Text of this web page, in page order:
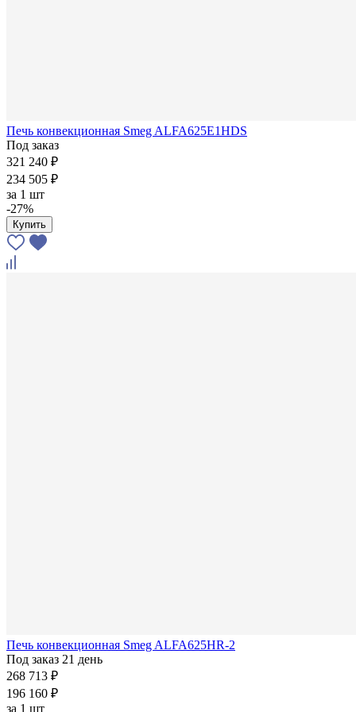
Печь конвекционная Smeg ALFA625E1HDS
Под заказ
321 240 ₽
234 505 ₽
за 1 шт
-27%
Купить
Печь конвекционная Smeg ALFA625HR-2
Под заказ 21 день
268 713 ₽
196 160 ₽
за 1 шт